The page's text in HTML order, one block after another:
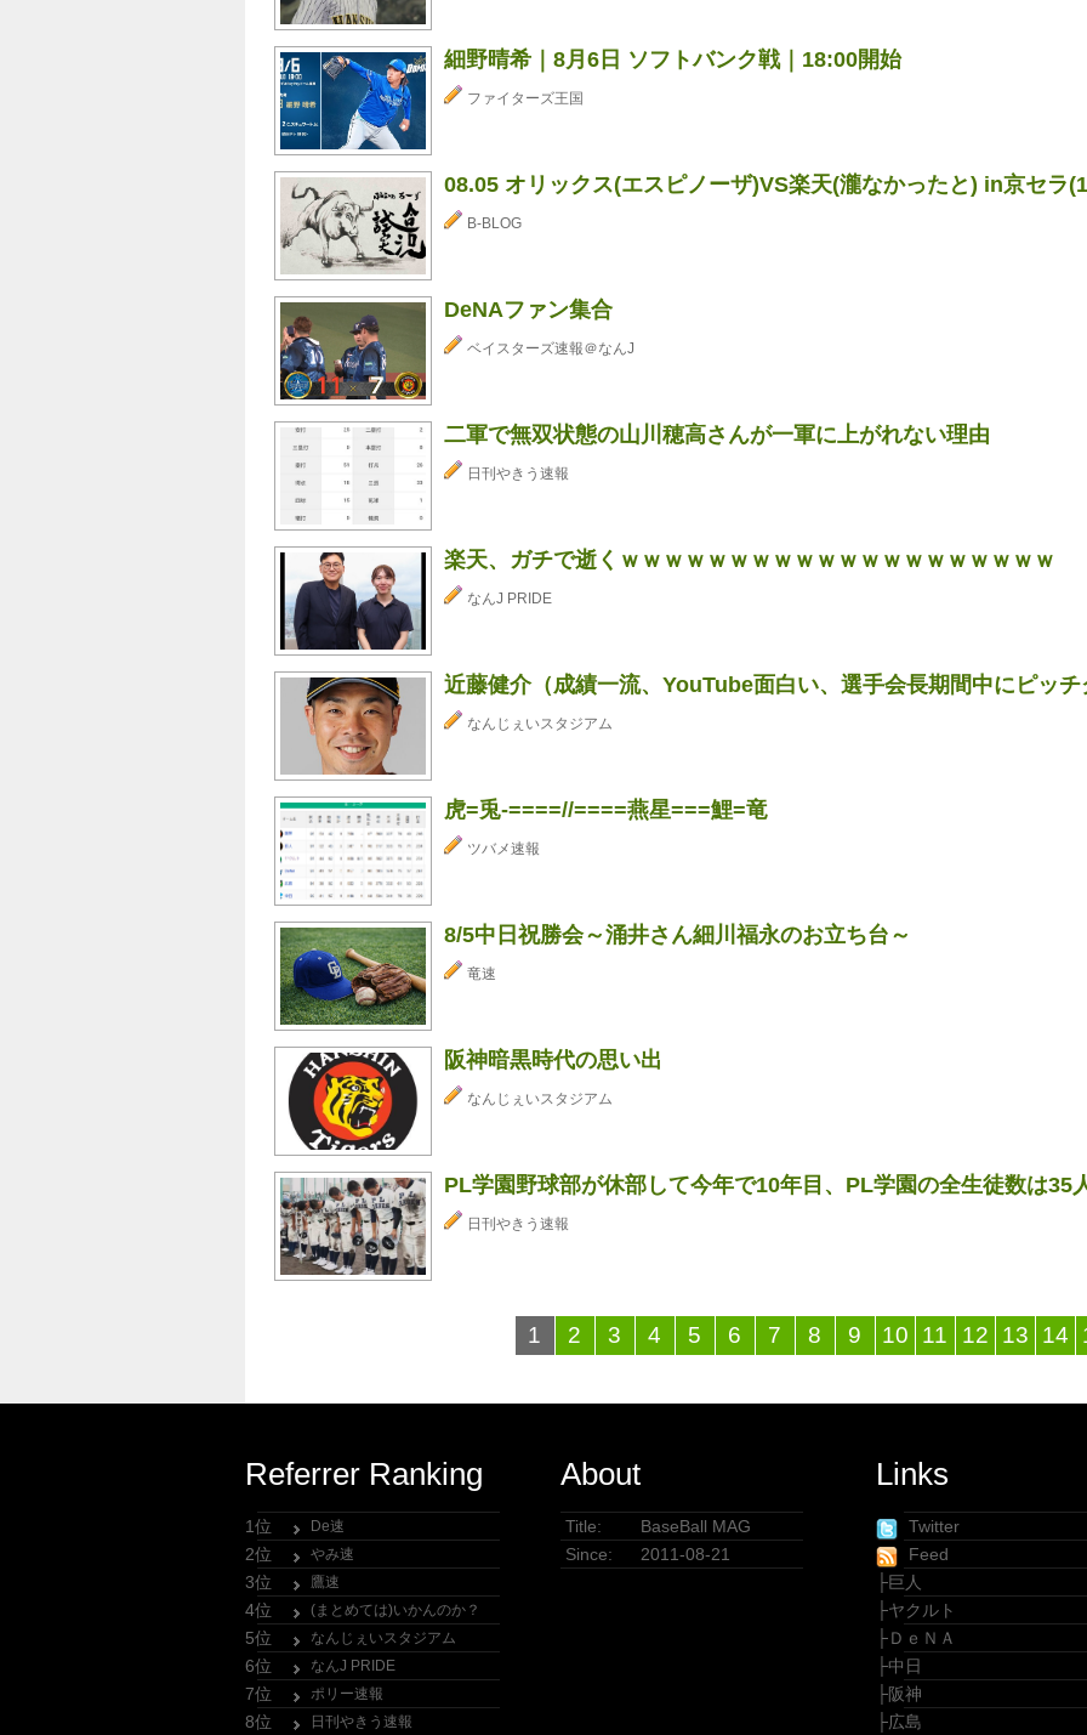
細野晴希｜8月6日 ソフトバンク戦｜18:00開始
ファイターズ王国
08.05 オリックス(エスピノーザ)VS楽天(瀧なかったと) in京セラ
B-BLOG
DeNAファン集合
ベイスターズ速報＠なんJ
二軍で無双状態の山川穂高さんが一軍に上がれない理由
日刊やきう速報
楽天、ガチで逝くｗｗｗｗｗｗｗｗｗｗｗｗｗｗｗｗｗｗｗｗ
なんJ PRIDE
近藤健介（成績一流、YouTube面白い、選手会長期間中にピッ
なんじぇいスタジアム
虎=兎-====//====燕星===鯉=竜
ツバメ速報
8/5中日祝勝会～涌井さん細川福永のお立ち台～
竜速
阪神暗黒時代の思い出
なんじぇいスタジアム
PL学園野球部が休部して今年で10年目、PL学園の全生徒数は35
日刊やきう速報
1 2 3 4 5 6 7 8 9 10 11 12 13 14
Referrer Ranking
1位 De速
2位 やみ速
3位 鷹速
4位 (まとめては)いかんのか？
5位 なんじぇいスタジアム
6位 なんJ PRIDE
7位 ポリー速報
8位 日刊やきう速報
About
Title:
BaseBall MAG
Since:
2011-08-21
Links
Twitter
Feed
├巨人
├ヤクルト
├ＤｅＮＡ
├中日
├阪神
├広島